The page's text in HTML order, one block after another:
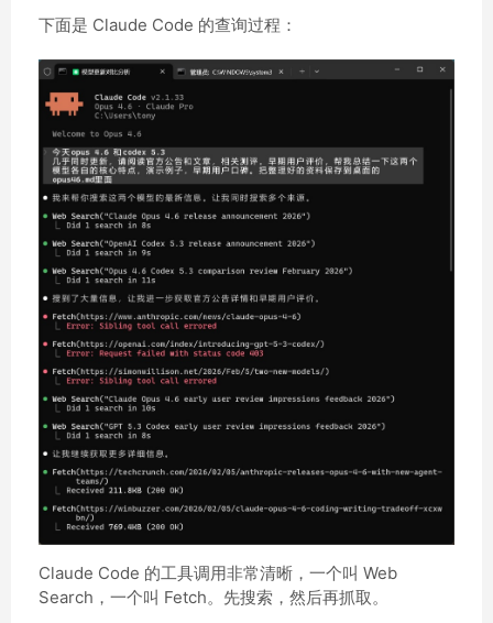
下面是 Claude Code 的查询过程：
Claude Code 的工具调用非常清晰，一个叫 Web
Search，一个叫 Fetch。先搜索，然后再抓取。